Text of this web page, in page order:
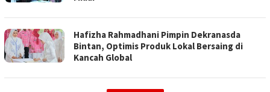
Hafizha Rahmadhani Pimpin Dekranasda
Bintan, Optimis Produk Lokal Bersaing di
Kancah Global